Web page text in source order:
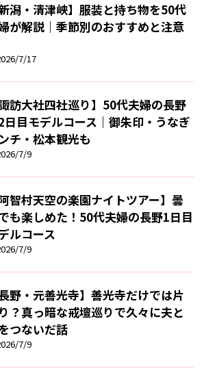
新潟・清津峡】服装と持ち物を50代
が解説｜季節別のおすすめと注意
7/17
諏訪大社四社巡り】50代夫婦の長野
日目モデルコース｜御朱印・うなぎ
チ・松本観光も
7/9
阿智村天空の楽園ナイトツアー】曇
も楽しめた！50代夫婦の長野1日目
ルコース
7/9
長野・元善光寺】善光寺だけでは片
？真っ暗な戒壇巡りで久々に夫と
つないだ話
7/9